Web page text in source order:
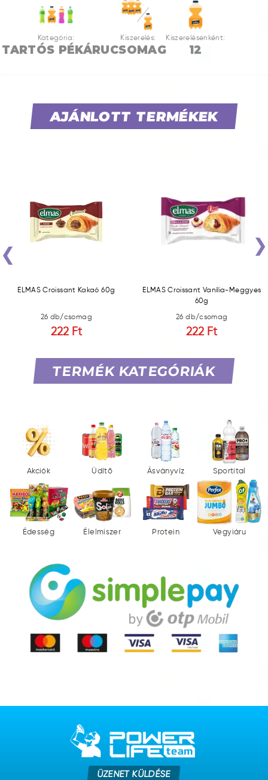
Kategória:
TARTÓS PÉKÁRU
Kiszerelés:
CSOMAG
Kiszerelésenként:
12
AJÁNLOTT TERMÉKEK
ELMAS Croissant Kakaó 60g
26 db/csomag
222 Ft
ELMAS Croissant Vanília-Meggyes
60g
26 db/csomag
222 Ft
‹ ›
TERMÉK KATEGÓRIÁK
Akciók Üdítő Ásványvíz Sportital
Édesség Élelmiszer Protein Vegyiáru
ÜZENET KÜLDÉSE